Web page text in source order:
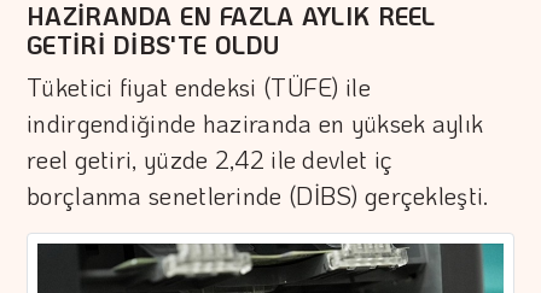
HAZİRANDA EN FAZLA AYLIK REEL
GETİRİ DİBS'TE OLDU
Tüketici fiyat endeksi (TÜFE) ile
indirgendiğinde haziranda en yüksek aylık
reel getiri, yüzde 2,42 ile devlet iç
borçlanma senetlerinde (DİBS) gerçekleşti.